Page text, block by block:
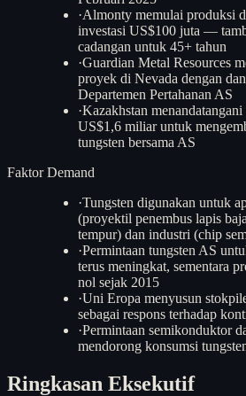
·Almonty memulai produksi
investasi US$100 juta —
cadangan untuk 45+ tahun
·Guardian Metal Resources
proyek di Nevada dengan
Departemen Pertahanan AS
·Kazakhstan
US$1,6 miliar untuk
tungsten bersama AS
Faktor Demand
·Tungsten digunakan untuk
(proyektil penembus lapis
tempur) dan industri (chip
·Permintaan tungsten AS
terus meningkat, sementara
nol sejak 2015
·Uni Eropa menyusun
sebagai respons terhadap
·Permintaan semikonduktor
mendorong konsumsi
Ringkasan Eksekutif